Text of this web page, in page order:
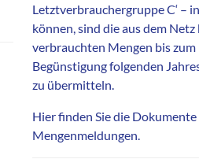
Letztverbrauchergruppe C‘ –
können, sind die aus dem
verbrauchten Mengen bis zum
Begünstigung folgenden
zu übermitteln.
Hier finden Sie die
Mengenmeldungen.